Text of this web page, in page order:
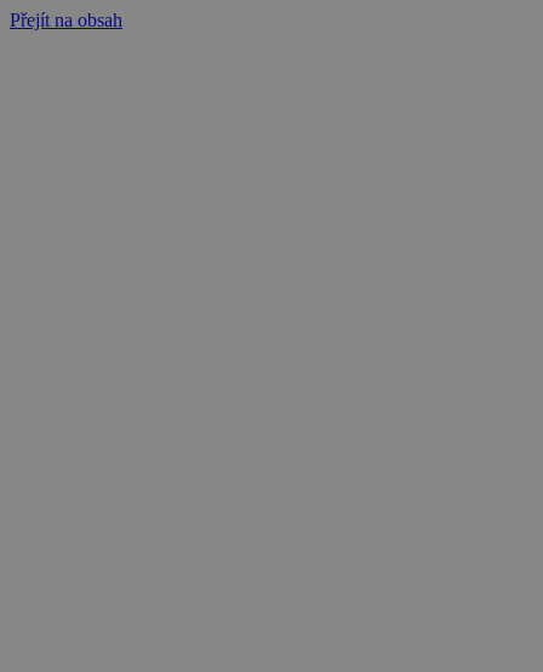
Přejít na obsah